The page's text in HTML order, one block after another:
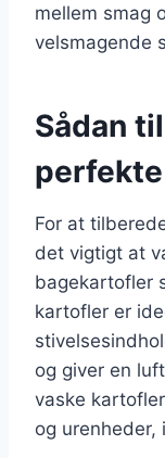
mellem smag
velsmagende
Sådan
For at
det vigtigt at
bagekartofler
kartofler er
og giver en
vaske
og urenheder,